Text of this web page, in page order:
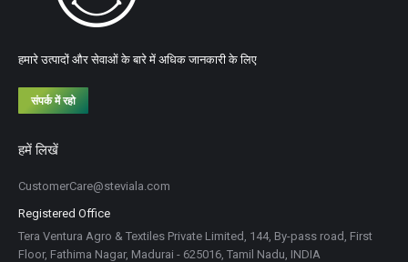
हमारे उत्पादों और सेवाओं के बारे में अधिक जानकारी के लिए
संपर्क में रहो
हमें लिखें
CustomerCare@steviala.com
Registered Office
Tera Ventura Agro & Textiles Private Limited, 144, By-pass road, First
Floor, Fathima Nagar, Madurai - 625016, Tamil Nadu, INDIA